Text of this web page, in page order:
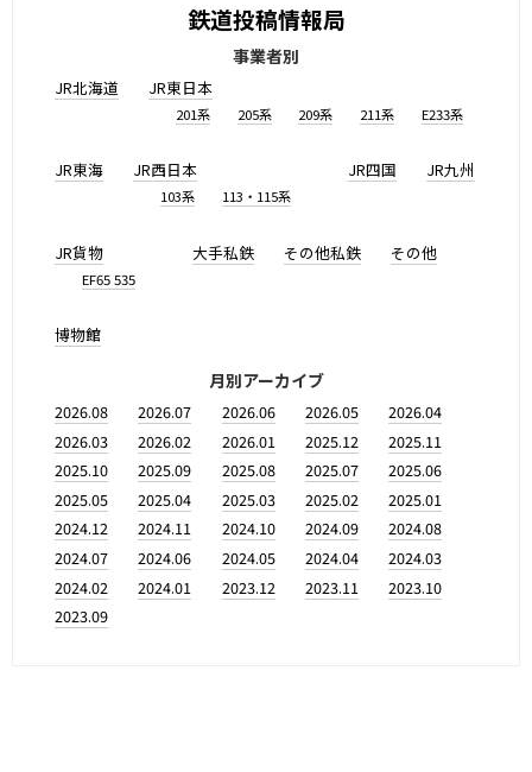
鉄道投稿情報局
事業者別
JR北海道 JR東日本
201系 205系 209系 211系 E233系
JR東海 JR西日本
103系 113・115系
JR四国 JR九州
JR貨物
EF65 535
大手私鉄 その他私鉄 その他
博物館
月別アーカイブ
2026.08 2026.07 2026.06 2026.05
2026.04
2026.03
2026.02 2026.01 2025.12
2025.11
2025.10
2025.09 2025.08 2025.07
2025.06
2025.05
2025.04 2025.03 2025.02
2025.01
2024.12
2024.11 2024.10 2024.09
2024.08
2024.07
2024.06 2024.05 2024.04
2024.03
2024.02
2024.01 2023.12 2023.11
2023.10
2023.09